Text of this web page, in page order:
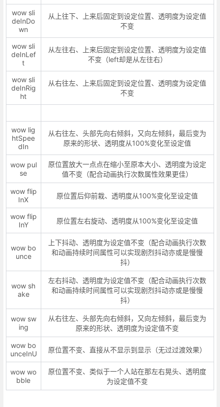
wow sli
deInDo
wn
从上往下、上来后固定到设定位置、透明度为设定值
不变
wow sli
deInLef
t
从左往右、上来后固定到设定位置、透明度为设定值
不变（left却是从左往右）
wow sli
deInRig
ht
从右往左、上来后固定到设定位置、透明度为设定值
不变
wow lig
htSpee
dIn
从右往左、头部先向右倾斜，又向左倾斜，最后变为
原来的形状、透明度从100%变化至设定值
wow pul
se
原位置放大一点点在缩小至原本大小、透明度为设定
值不变（配合动画执行次数属性效果更佳）
wow flip
InX
原位置后仰前栽、透明度从100%变化至设定值
wow flip
InY
原位置左右旋动、透明度从100%变化至设定值
wow bo
unce
上下抖动、透明度为设定值不变（配合动画执行次数
和动画持续时间属性可以实现剧烈抖动亦或是慢慢
抖）
wow sh
ake
左右抖动、透明度为设定值不变（配合动画执行次数
和动画持续时间属性可以实现剧烈抖动亦或是慢慢
抖）
wow sw
ing
从右往左、头部先向右倾斜，又向左倾斜，最后变为
原来的形状、透明度为设定值不变
wow bo
unceInU
原位置不变、直接从不显示到显示（无过过渡效果）
wow wo
bble
原位置不变、类似于一个人站在那左右晃头、透明度
为设定值不变